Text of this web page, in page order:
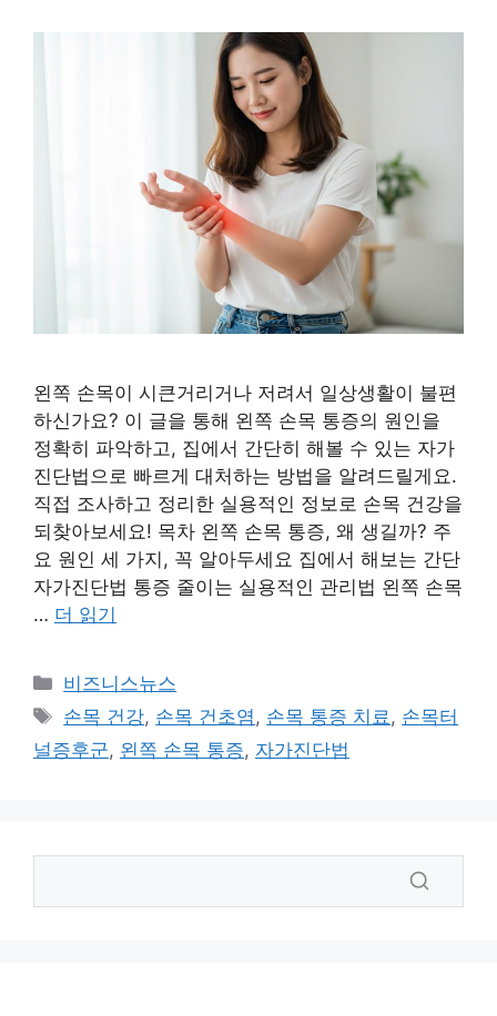
왼쪽 손목이 시큰거리거나 저려서 일상생활이 불편
하신가요? 이 글을 통해 왼쪽 손목 통증의 원인을
정확히 파악하고, 집에서 간단히 해볼 수 있는 자가
진단법으로 빠르게 대처하는 방법을 알려드릴게요.
직접 조사하고 정리한 실용적인 정보로 손목 건강을
되찾아보세요! 목차 왼쪽 손목 통증, 왜 생길까? 주
요 원인 세 가지, 꼭 알아두세요 집에서 해보는 간단
자가진단법 통증 줄이는 실용적인 관리법 왼쪽 손목
… 더 읽기
카
테
리
비즈니스뉴스
태
그
손목 건강, 손목 건초염 , 손목 통증 치료 , 손목터
널증후군, 왼쪽 손목 통증, 자가진단법